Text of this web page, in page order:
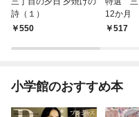
詩（１）
550
12か月
の物語
517
小学館のおすすめ本